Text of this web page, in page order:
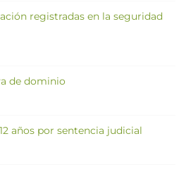
registradas en la seguridad
de dominio
años por sentencia judicial